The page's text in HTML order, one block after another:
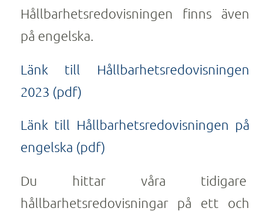
Hållbarhetsredovisningen finns även
på engelska.
Länk till Hållbarhetsredovisningen
2023 (pdf)
Länk till Hållbarhetsredovisningen på
engelska (pdf)
Du hittar våra tidigare
hållbarhetsredovisningar på ett och